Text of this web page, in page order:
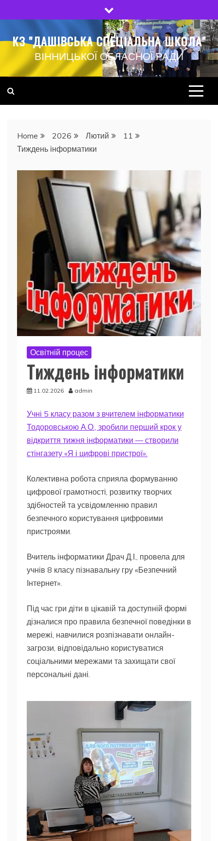
to
КЗ "ДАШІВСЬКА СПЕЦІАЛЬНА ШКОЛА"
ВІННИЦЬКОЇ ОБЛАСНОЇ РАДИ
Home 2026 Лютий
11
Тиждень інформатики
Освітній процес
Тиждень інформатики
11.02.2026 admin
Учні 5 класу разом з вчителем інформатики
Тодоровською А.О., зробили перший крок у
відкриття тижня інформатики — створили
стінгазету «Я і цифрові пристрої».
Колективна робота сприяла формуванню
цифрової грамотності, розвитку творчих
здібностей та усвідомленню правил
безпечного користування цифровими
пристроями.
Вчитель інформатики Драч Д.І., провела для
учнів 8 класу пізнавальну гру «Безпечний
Інтернет».
Під час гри діти в цікавій та доступній формі
дізналися про правила безпечної поведінки в
мережі, навчилися розпізнавати онлайн-
загрози, відповідально користуватися
соціальними мережами та захищати свої
персональні дані.